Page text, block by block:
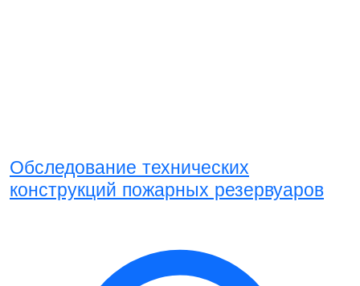
Обследование технических
конструкций пожарных резервуаров